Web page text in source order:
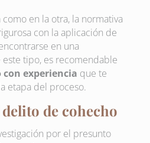
en la otra, la normativa
con la aplicación de
en una
tipo, es recomendable
con experiencia que te
etapa del proceso.
de cohecho
por el presunto